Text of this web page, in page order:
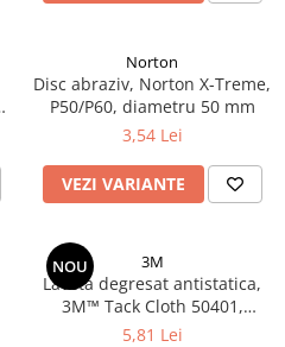
Norton
Disc abraziv, Norton X-Treme,
P50/P60, diametru 50 mm
3,54 Lei
VEZI VARIANTE
NOU 3M
Laveta degresat antistatica,
3M™ Tack Cloth 50401,
dimensiune 320 mm x 400
5,81 Lei